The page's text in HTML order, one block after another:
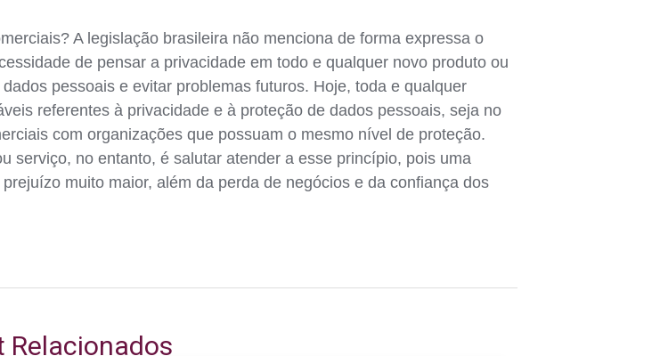
A legislação brasileira não menciona de forma expressa o
de pensar a privacidade em todo e qualquer novo produto ou
pessoais e evitar problemas futuros. Hoje, toda e qualquer
referentes à privacidade e à proteção de dados pessoais, seja no
com organizações que possuam o mesmo nível de proteção.
serviço, no entanto, é salutar atender a esse princípio, pois uma
muito maior, além da perda de negócios e da confiança dos
Relacionados